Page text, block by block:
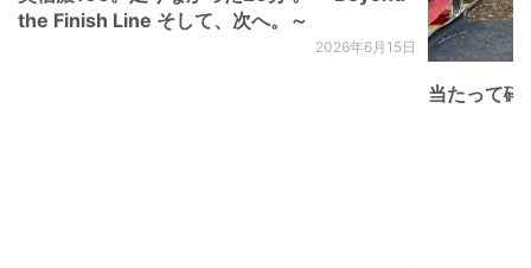
the Finish Line そして、次へ。～
2026年6月15日
当たって砕